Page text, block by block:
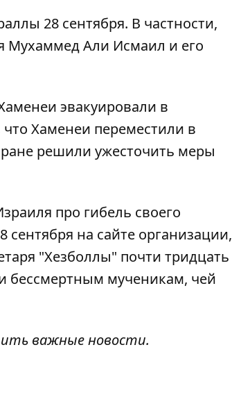
28 сентября. В частности,
Мухаммед Али Исмаил и его
эвакуировали в
Хаменеи переместили в
решили ужесточить меры
про гибель своего
на сайте организации,
"Хезболлы" почти тридцать
бессмертным мученикам, чей
важные новости.